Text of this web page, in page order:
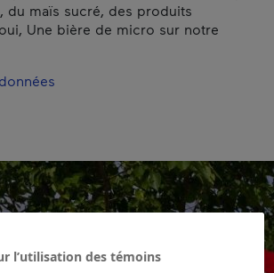
du maïs sucré, des produits
Une bière de micro sur notre
l’utilisation des témoins